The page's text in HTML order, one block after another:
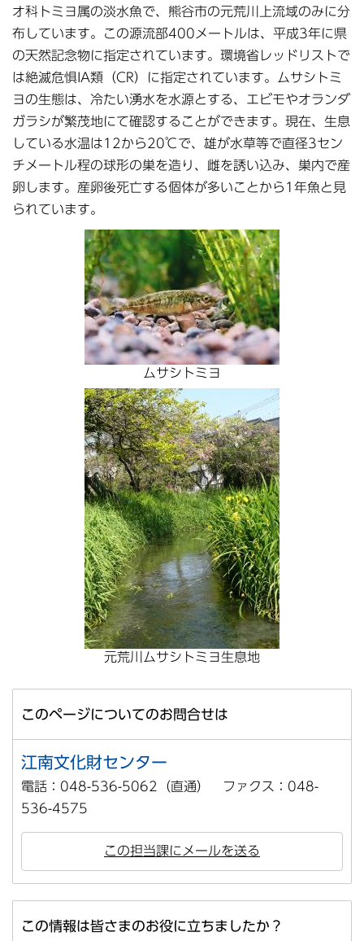
オ科トミヨ属の淡水魚で、熊谷市の元荒川上流域のみに分
布しています。この源流部400メートルは、平成3年に県
の天然記念物に指定されています。環境省レッドリストで
は絶滅危惧IA類（CR）に指定されています。ムサシトミ
ヨの生態は、冷たい湧水を水源とする、エビモやオランダ
ガラシが繁茂地にて確認することができます。現在、生息
している水温は12から20℃で、雄が水草等で直径3セン
チメートル程の球形の巣を造り、雌を誘い込み、巣内で産
卵します。産卵後死亡する個体が多いことから1年魚と見
られています。
ムサシトミヨ
元荒川ムサシトミヨ生息地
このページについてのお問合せは
江南文化財センター
電話：048-536-5062（直通） ファクス：048-
536-4575
この担当課にメールを送る
この情報は皆さまのお役に立ちましたか？